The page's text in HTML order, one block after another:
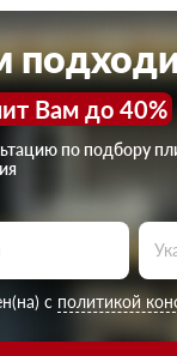
Вам до 40%
по подбору
с политикой